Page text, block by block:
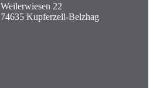
Weilerwiesen 22
74635 Kupferzell-Belzhag